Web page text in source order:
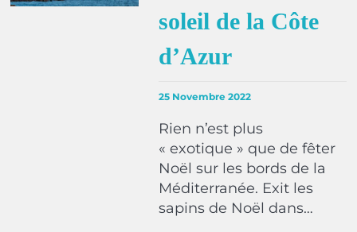
soleil de la Côte
d’Azur
25 Novembre 2022
Rien n’est plus
« exotique » que de fêter
Noël sur les bords de la
Méditerranée. Exit les
sapins de Noël dans…